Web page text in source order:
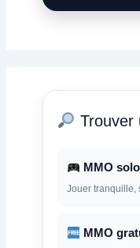
Trouver
MMO solo
Jouer tranquille,
MMO